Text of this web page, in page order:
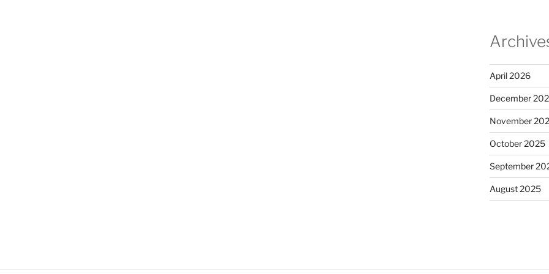
April 2026
December
November
October 2025
September
August 2025